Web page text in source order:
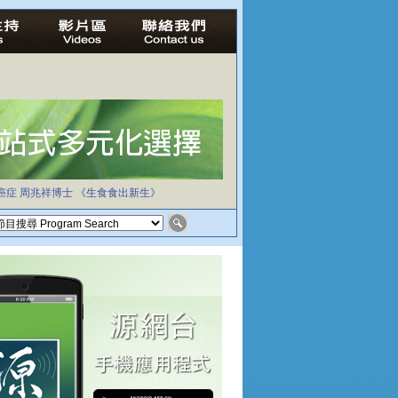
症 周兆祥博士 《生食食出新生》